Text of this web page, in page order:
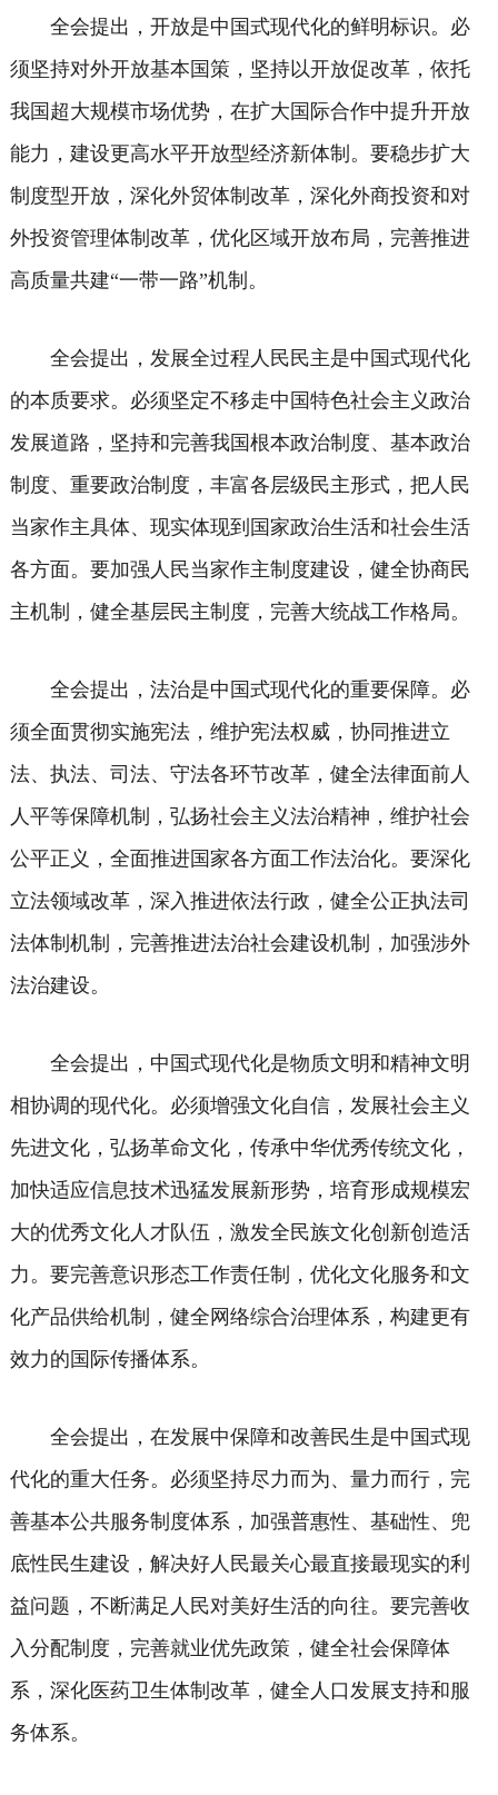
全会提出，开放是中国式现代化的鲜明标识。必
须坚持对外开放基本国策，坚持以开放促改革，依托
我国超大规模市场优势，在扩大国际合作中提升开放
能力，建设更高水平开放型经济新体制。要稳步扩大
制度型开放，深化外贸体制改革，深化外商投资和对
外投资管理体制改革，优化区域开放布局，完善推进
高质量共建“一带一路”机制。
全会提出，发展全过程人民民主是中国式现代化
的本质要求。必须坚定不移走中国特色社会主义政治
发展道路，坚持和完善我国根本政治制度、基本政治
制度、重要政治制度，丰富各层级民主形式，把人民
当家作主具体、现实体现到国家政治生活和社会生活
各方面。要加强人民当家作主制度建设，健全协商民
主机制，健全基层民主制度，完善大统战工作格局。
全会提出，法治是中国式现代化的重要保障。必
须全面贯彻实施宪法，维护宪法权威，协同推进立
法、执法、司法、守法各环节改革，健全法律面前人
人平等保障机制，弘扬社会主义法治精神，维护社会
公平正义，全面推进国家各方面工作法治化。要深化
立法领域改革，深入推进依法行政，健全公正执法司
法体制机制，完善推进法治社会建设机制，加强涉外
法治建设。
全会提出，中国式现代化是物质文明和精神文明
相协调的现代化。必须增强文化自信，发展社会主义
先进文化，弘扬革命文化，传承中华优秀传统文化，
加快适应信息技术迅猛发展新形势，培育形成规模宏
大的优秀文化人才队伍，激发全民族文化创新创造活
力。要完善意识形态工作责任制，优化文化服务和文
化产品供给机制，健全网络综合治理体系，构建更有
效力的国际传播体系。
全会提出，在发展中保障和改善民生是中国式现
代化的重大任务。必须坚持尽力而为、量力而行，完
善基本公共服务制度体系，加强普惠性、基础性、兜
底性民生建设，解决好人民最关心最直接最现实的利
益问题，不断满足人民对美好生活的向往。要完善收
入分配制度，完善就业优先政策，健全社会保障体
系，深化医药卫生体制改革，健全人口发展支持和服
务体系。